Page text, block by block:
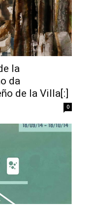
la
da
de la Villa[:]
0